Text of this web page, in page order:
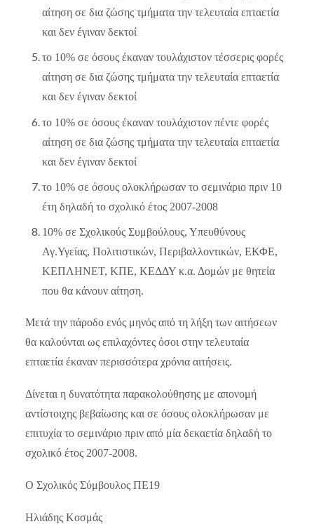
αίτηση σε δια ζώσης τμήματα την τελευταία επταετία
και δεν έγιναν δεκτοί
το 10% σε όσους έκαναν τουλάχιστον τέσσερις φορές
αίτηση σε δια ζώσης τμήματα την τελευταία επταετία
και δεν έγιναν δεκτοί
το 10% σε όσους έκαναν τουλάχιστον πέντε φορές
αίτηση σε δια ζώσης τμήματα την τελευταία επταετία
και δεν έγιναν δεκτοί
το 10% σε όσους ολοκλήρωσαν το σεμινάριο πριν 10
έτη δηλαδή το σχολικό έτος 2007-2008
10% σε Σχολικούς Συμβούλους, Υπευθύνους
Αγ.Υγείας, Πολιτιστικών, Περιβαλλοντικών, ΕΚΦΕ,
ΚΕΠΛΗΝΕΤ, ΚΠΕ, ΚΕΔΔΥ κ.α. Δομών με θητεία
που θα κάνουν αίτηση.
Μετά την πάροδο ενός μηνός από τη λήξη των αιτήσεων
θα καλούνται ως επιλαχόντες όσοι στην τελευταία
επταετία έκαναν περισσότερα χρόνια αιτήσεις.
Δίνεται η δυνατότητα παρακολούθησης με απονομή
αντίστοιχης βεβαίωσης και σε όσους ολοκλήρωσαν με
επιτυχία το σεμινάριο πριν από μία δεκαετία δηλαδή το
σχολικό έτος 2007-2008.
Ο Σχολικός Σύμβουλος ΠΕ19
Ηλιάδης Κοσμάς